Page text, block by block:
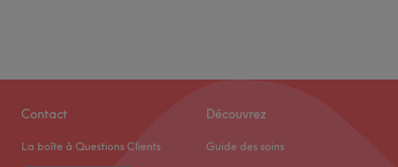
Contact
La boîte à Questions Clients
Découvrez
Guide des soins